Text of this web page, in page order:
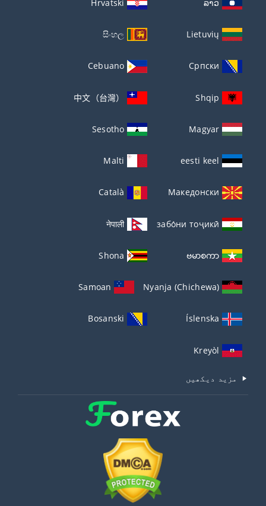
ລາວ
Hrvatski
Lietuvių
සිංහල
Српски
Cebuano
Shqip
中文（台灣）
Magyar
Sesotho
eesti keel
Malti
Македонски
Català
забо́ни тоҷикӣ́
नेपाली
ဗမာစကာ
Shona
Nyanja (Chichewa)
Samoan
Íslenska
Bosanski
Kreyòl
مزید دیکھیں